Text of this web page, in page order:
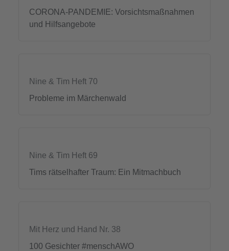
CORONA-PANDEMIE: Vorsichtsmaßnahmen
und Hilfsangebote
Nine & Tim Heft 70
Probleme im Märchenwald
Nine & Tim Heft 69
Tims rätselhafter Traum: Ein Mitmachbuch
Mit Herz und Hand Nr. 38
100 Gesichter #menschAWO